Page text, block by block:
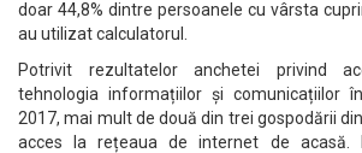
doar 44,8% dintre persoanele cu vârsta
au utilizat calculatorul.
Potrivit rezultatelor anchetei privind
tehnologia informațiilor și comunicațiilor
2017, mai mult de două din trei gospodării
acces la rețeaua de internet de acasă.